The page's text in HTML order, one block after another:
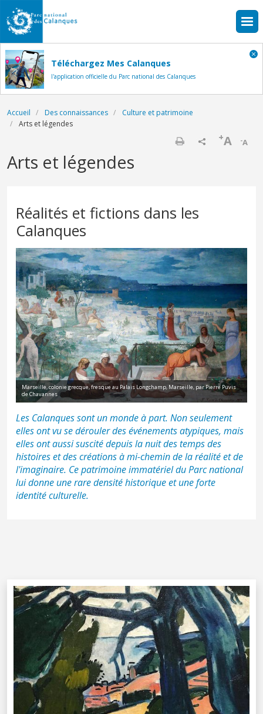
Aller au contenu principal
Téléchargez Mes Calanques
l'application officielle du Parc national des Calanques
Fil d'Ariane
Accueil Des connaissances
Culture et patrimoine
Arts et légendes
-A
+A
Arts et légendes
Réalités et fictions dans les
Calanques
Marseille, colonie grecque, fresque au Palais Longchamp, Marseille, par Pierre Puvis
de Chavannes
Les Calanques sont un monde à part. Non seulement
elles ont vu se dérouler des événements atypiques, mais
elles ont aussi suscité depuis la nuit des temps des
histoires et des créations à mi-chemin de la réalité et de
l'imaginaire. Ce patrimoine immatériel du Parc national
lui donne une rare densité historique et une forte
identité culturelle.